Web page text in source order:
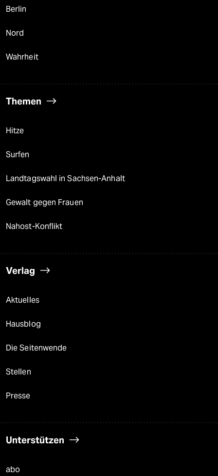
Berlin
Nord
Wahrheit
Themen
Hitze
Surfen
Landtagswahl in Sachsen-Anhalt
Gewalt gegen Frauen
Nahost-Konflikt
Verlag
Aktuelles
Hausblog
Die Seitenwende
Stellen
Presse
Unterstützen
abo